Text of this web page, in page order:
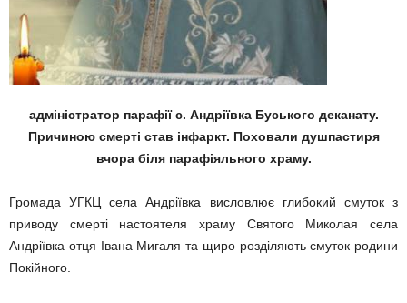
адміністратор парафії с. Андріївка Буського деканату.
Причиною смерті став інфаркт. Поховали душпастиря
вчора біля парафіяльного храму.
Громада УГКЦ села Андріївка висловлює глибокий смуток з
приводу смерті настоятеля храму Святого Миколая села
Андріївка отця Івана Мигаля та щиро розділяють смуток родини
Покійного.